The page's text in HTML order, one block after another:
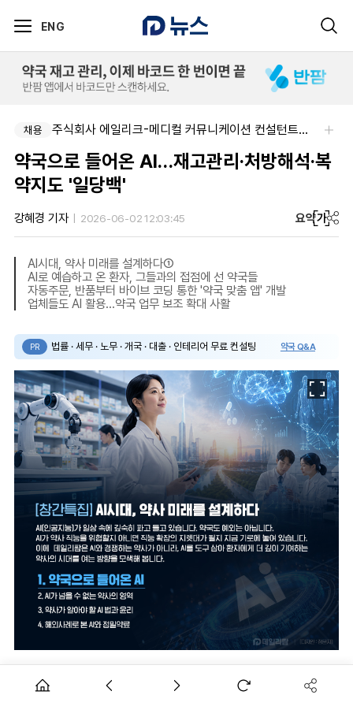
ENG
채용 주식회사 에일리크-메디컬 커뮤니케이션 컨설턴트(Associate) / 메디컬라이터 채용
약국으로 들어온 AI…재고관리·처방해석·복
약지도 '일당백'
강혜경 기자 2026-06-02 12:03:45 요약가
AI시대, 약사 미래를 설계하다①
AI로 예습하고 온 환자, 그들과의 접점에 선 약국들
자동주문, 반품부터 바이브 코딩 통한 '약국 맞춤 앱' 개발
업체들도 AI 활용…약국 업무 보조 확대 사활
PR 법률 · 세무 · 노무 · 개국 · 대출 · 인테리어 무료 컨설팅 약국 Q&A
[데일리팜=강혜경 기자] '피임약 복용을 놓쳤는데 지금이라도